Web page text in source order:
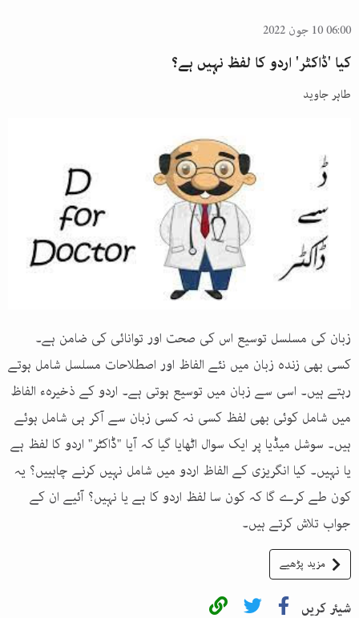
06:00 10 جون 2022
کیا 'ڈاکٹر' اردو کا لفظ نہیں ہے؟
طاہر جاوید
زبان کی مسلسل توسیع اس کی صحت اور توانائی کی ضامن ہے۔
کسی بھی زندہ زبان میں نئے الفاظ اور اصطلاحات مسلسل شامل ہوتے
رہتے ہیں۔ اسی سے زبان میں توسیع ہوتی ہے۔ اردو کے ذخیرہء الفاظ
میں شامل کوئی بھی لفظ کسی نہ کسی زبان سے آکر ہی شامل ہوئے
ہیں۔ سوشل میڈیا پر ایک سوال اٹھایا گیا کہ آیا "ڈاکٹر" اردو کا لفظ ہے
یا نہیں۔ کیا انگریزی کے الفاظ اردو میں شامل نہیں کرنے چاہییں؟ یہ
کون طے کرے گا کہ کون سا لفظ اردو کا ہے یا نہیں؟ آئیے ان کے
جواب تلاش کرتے ہیں۔
مزید پڑھیے
شیئر کریں